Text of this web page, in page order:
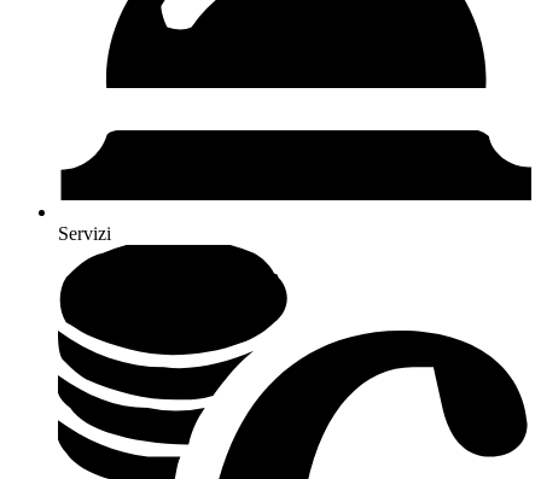
Servizi